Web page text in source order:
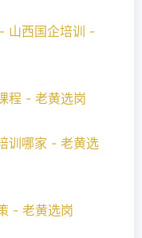
山西国企培训 -
程 - 老黄选岗
训哪家 - 老黄选
- 老黄选岗